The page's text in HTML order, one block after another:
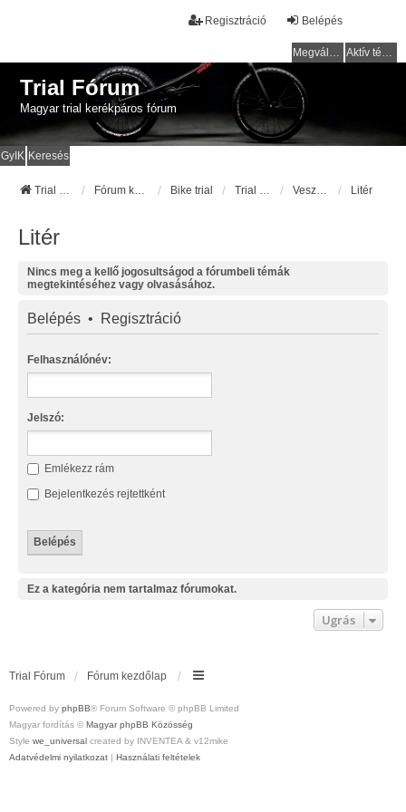
Belépés
Regisztráció
Megválaszolatlan témák Aktív témák
Trial Fórum
Magyar trial kerékpáros fórum
GyIK Keresés
Trial Fórum Bike trial Litér
Litér
Nincs meg a kellő jogosultságod a fórumbeli témák
megtekintéséhez vagy olvasásához.
Belépés • Regisztráció
Felhasználónév:
Jelszó:
Emlékezz rám
Bejelentkezés rejtettként
Ez a kategória nem tartalmaz fórumokat.
Ugrás
Trial Fórum Fórum kezdőlap
Powered by phpBB® Forum Software © phpBB Limited
Magyar fordítás © Magyar phpBB Közösség
Style we_universal created by INVENTEA & v12mike
Adatvédelmi nyilatkozat | Használati feltételek